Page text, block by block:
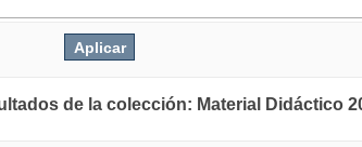
de la colección: Material Didáctico